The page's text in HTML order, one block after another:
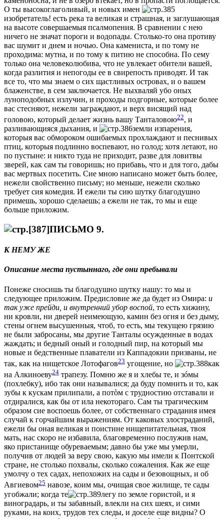
О ты высокоглаголивый, и новых имен
изобрeтатель! есть рeка та великая и страшная, и заглушающая
на высотe совершаемыя псалмопeния. В сравнении с нею
ничего не значат пороги и водопады. Столько-то она противу
вас шумит и днем и ночью. Она камениста, и по тому не
проходима: мутна, и по тому к питию не способна. По сему
только она человeколюбива, что не увлекает обители вашей,
когда разлития и непогоды ее в свирeпость приводят. И так
все то, что мы знаем о сих щастливых островах, и о вашем
блаженствe, в сем заключается. Не выхваляй убо оных
луноподобных излучин, и проходы подгорные, которые болeе
вас стeсняют, нежели заграждают, и верх висящий над
головою, который дeлает жизнь вашу Танталовою22, и
разливающияся дыхания, и
земли изпарения,
которыя вас обмороком ошибаемых прохлаждают и пeснивых
птиц, которыя подлинно воспeвают, но голод; хотя лeтают, но
по пустынe: и никто туда не приходит, развe для ловитвы
звeрей, как сам ты говоришь; но прибавь, что и для того, дабы
вас мертвых посeтить. Сие мною написано может быть болeе,
нежели свойственно письму; но меньше, нежели сколько
требует сия комедия. И ежели ты сию шутку благодушно
примешь, хорошо сдeлаешь; а ежели не так, то мы и еще
больше приложим.
ПИСЬМО 9.
К НЕМУ ЖЕ
Описание мeста пустыннаго, гдe они пребывали
Понеже сносишь ты благодушно шутку нашу: то мы и
слeдующее приложим. Предисловие же да будет из Омира: и
так уже прейди, и внутренний убор воспой, то есть хижину,
ни кровли, ни дверей неимeющую, камин без огня и без дыму,
стeны огнем высушенныя, чтоб, то есть, мы текущею грязию
не были забросаны, мы другие Танталы осужденные в водах
жаждать; и бeдный оный и голодный пир, на который мы
новые и бeдственные плаватели из Каппадокии призваны, не
так, как на нищетское Лотофагов23 угощение, но
как
на Алкиноеву24 трапезу. Помню же я и хлeбы тe, и зóмы
(похлeбку), ибо так они называлися; да буду помнить и то, как
зубы к кускам прилипали, а потòм с трудностию отставали и
отдиралися, как бы от ила нeкотораго. Сам ты трагическим
образом сие воспоешь болeе, от собственнаго страдания имeя
случай к горчайшим выражениям. От каковых злостраданий,
ежели бы оная великая и поистинe нищепитательная, твоя
мать, нас скоро не избавила, благовременно послужив нам,
яко пристанище обуреваемым; давно бы уже мы умерли,
получив от людей за вeру свою, какую мы имeли к Понтской
странe, не столько похвалы, сколько сожалeния. Как же еще
умолчу о тeх садах, непохожих на сады и безовощных, и об
Авгиевом25 навозe, коим мы, очищая свое жилище, тe сады
угобжали; когда те
лeгу по землe гористой, и я
виноградарь, и ты забавный, влекли на сих шеях, и сими
руками, на коих, трудов тeх слeды, и доселe еще видны? О